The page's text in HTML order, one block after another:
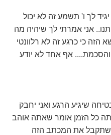
לך ו' תשמע זה לא יכול
אני אמרתי לך שיהיה מה
כי כרגע זה לא רלוונטי
והסכמת.... אף אחד לא יודע
שיגיע הרגע ואני יחבק
כל הזמן אומר שאתה אוהב
שכשתקבל את המכתב הזה